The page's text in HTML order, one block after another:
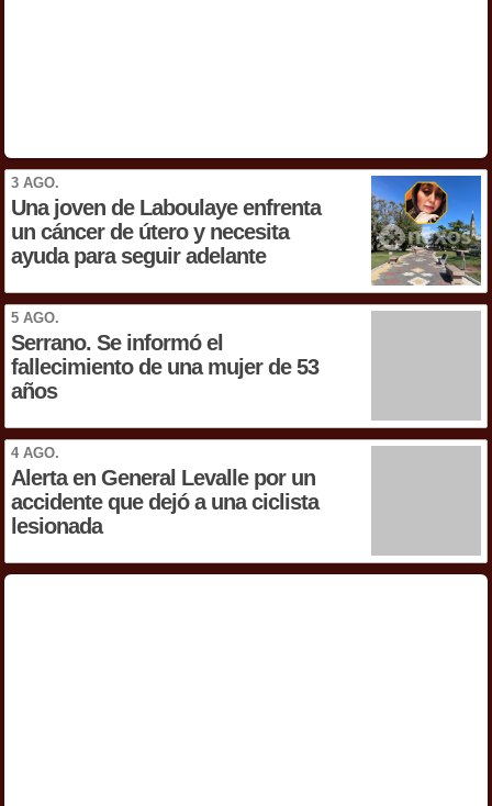
3 AGO.
Una joven de Laboulaye enfrenta
un cáncer de útero y necesita
ayuda para seguir adelante
5 AGO.
Serrano. Se informó el
fallecimiento de una mujer de 53
años
4 AGO.
Alerta en General Levalle por un
accidente que dejó a una ciclista
lesionada